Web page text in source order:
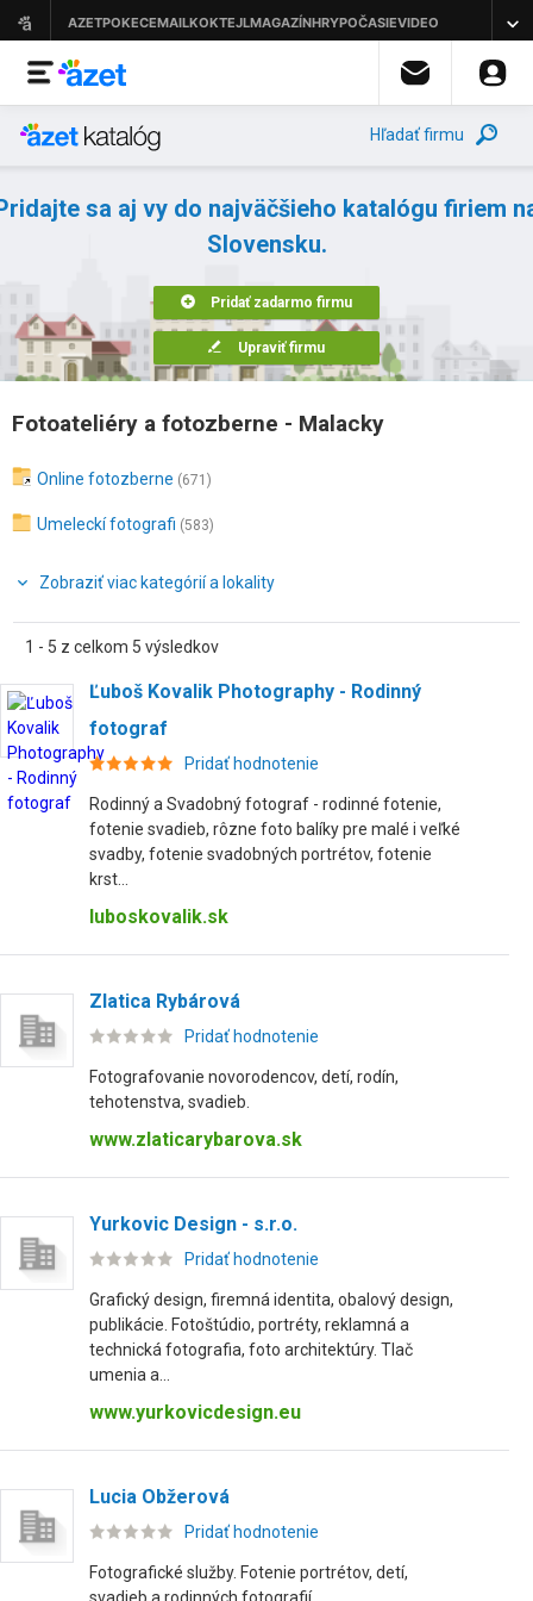
Hľadať firmu
sa aj vy do najväčšieho katalógu firiem
Slovensku.
Pridať zadarmo firmu
Upraviť firmu
Fotoateliéry a fotozberne - Malacky
Online fotozberne (671)
Umeleckí fotografi (583)
Zobraziť viac kategórií a lokality
1 - 5 z celkom 5 výsledkov
Ľuboš Kovalik Photography - Rodinný
fotograf
Pridať hodnotenie
Rodinný a Svadobný fotograf - rodinné fotenie,
fotenie svadieb, rôzne foto balíky pre malé i veľké
svadby, fotenie svadobných portrétov, fotenie
krst...
luboskovalik.sk
Zlatica Rybárová
Pridať hodnotenie
Fotografovanie novorodencov, detí, rodín,
tehotenstva, svadieb.
www.zlaticarybarova.sk
Yurkovic Design - s.r.o.
Pridať hodnotenie
Grafický design, firemná identita, obalový design,
publikácie. Fotoštúdio, portréty, reklamná a
technická fotografia, foto architektúry. Tlač
umenia a...
www.yurkovicdesign.eu
Lucia Obžerová
Pridať hodnotenie
Fotografické služby. Fotenie portrétov, detí,